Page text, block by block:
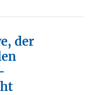
der